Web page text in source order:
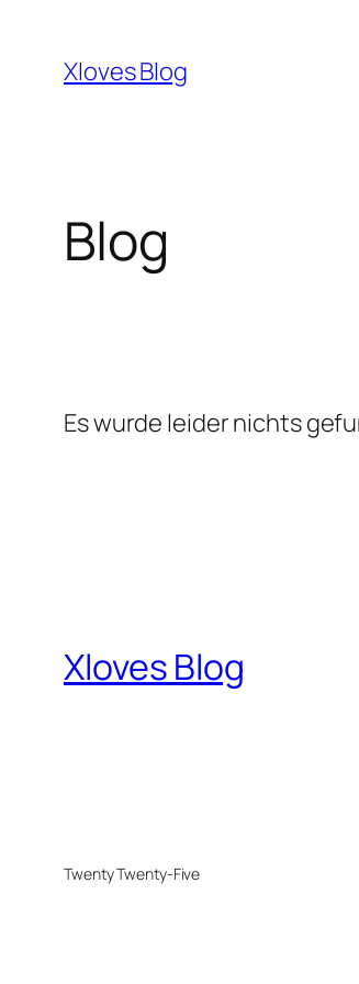
Inhalt
springen
Xloves Blog
Blog
Es wurde leider nichts
Xloves Blog
Twenty Twenty-Five